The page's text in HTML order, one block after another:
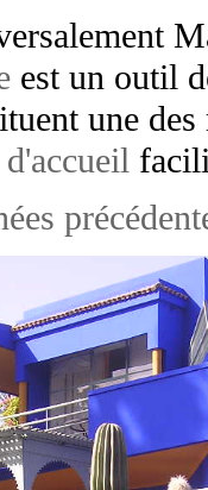
est un outil
une